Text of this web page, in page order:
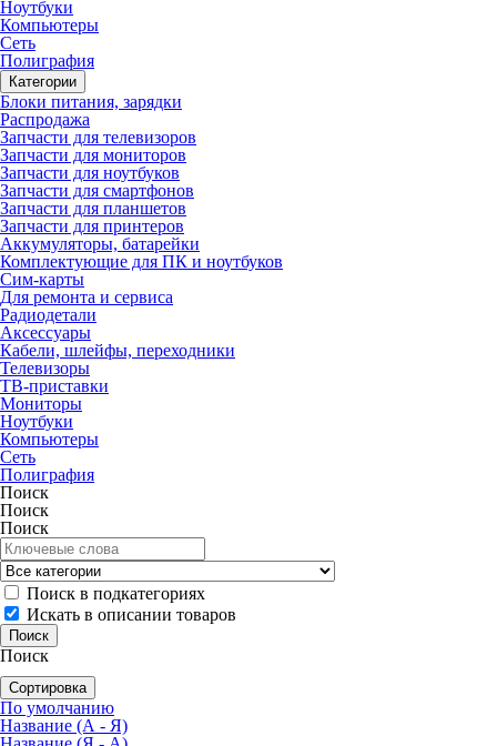
Ноутбуки
Компьютеры
Сеть
Полиграфия
Категории
Блоки питания, зарядки
Распродажа
Запчасти для телевизоров
Запчасти для мониторов
Запчасти для ноутбуков
Запчасти для смартфонов
Запчасти для планшетов
Запчасти для принтеров
Аккумуляторы, батарейки
Комплектующие для ПК и ноутбуков
Сим-карты
Для ремонта и сервиса
Радиодетали
Аксессуары
Кабели, шлейфы, переходники
Телевизоры
ТВ-приставки
Мониторы
Ноутбуки
Компьютеры
Сеть
Полиграфия
Поиск
Поиск
Поиск
Поиск в подкатегориях
Искать в описании товаров
Поиск
Сортировка
По умолчанию
Название (А - Я)